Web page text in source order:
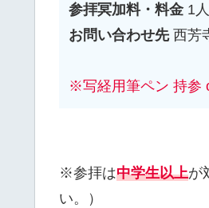
参拝冥加料・料金 1人
お問い合わせ先西芳
※写経用筆ペン 持参
※参拝は中学生以上が
い。）